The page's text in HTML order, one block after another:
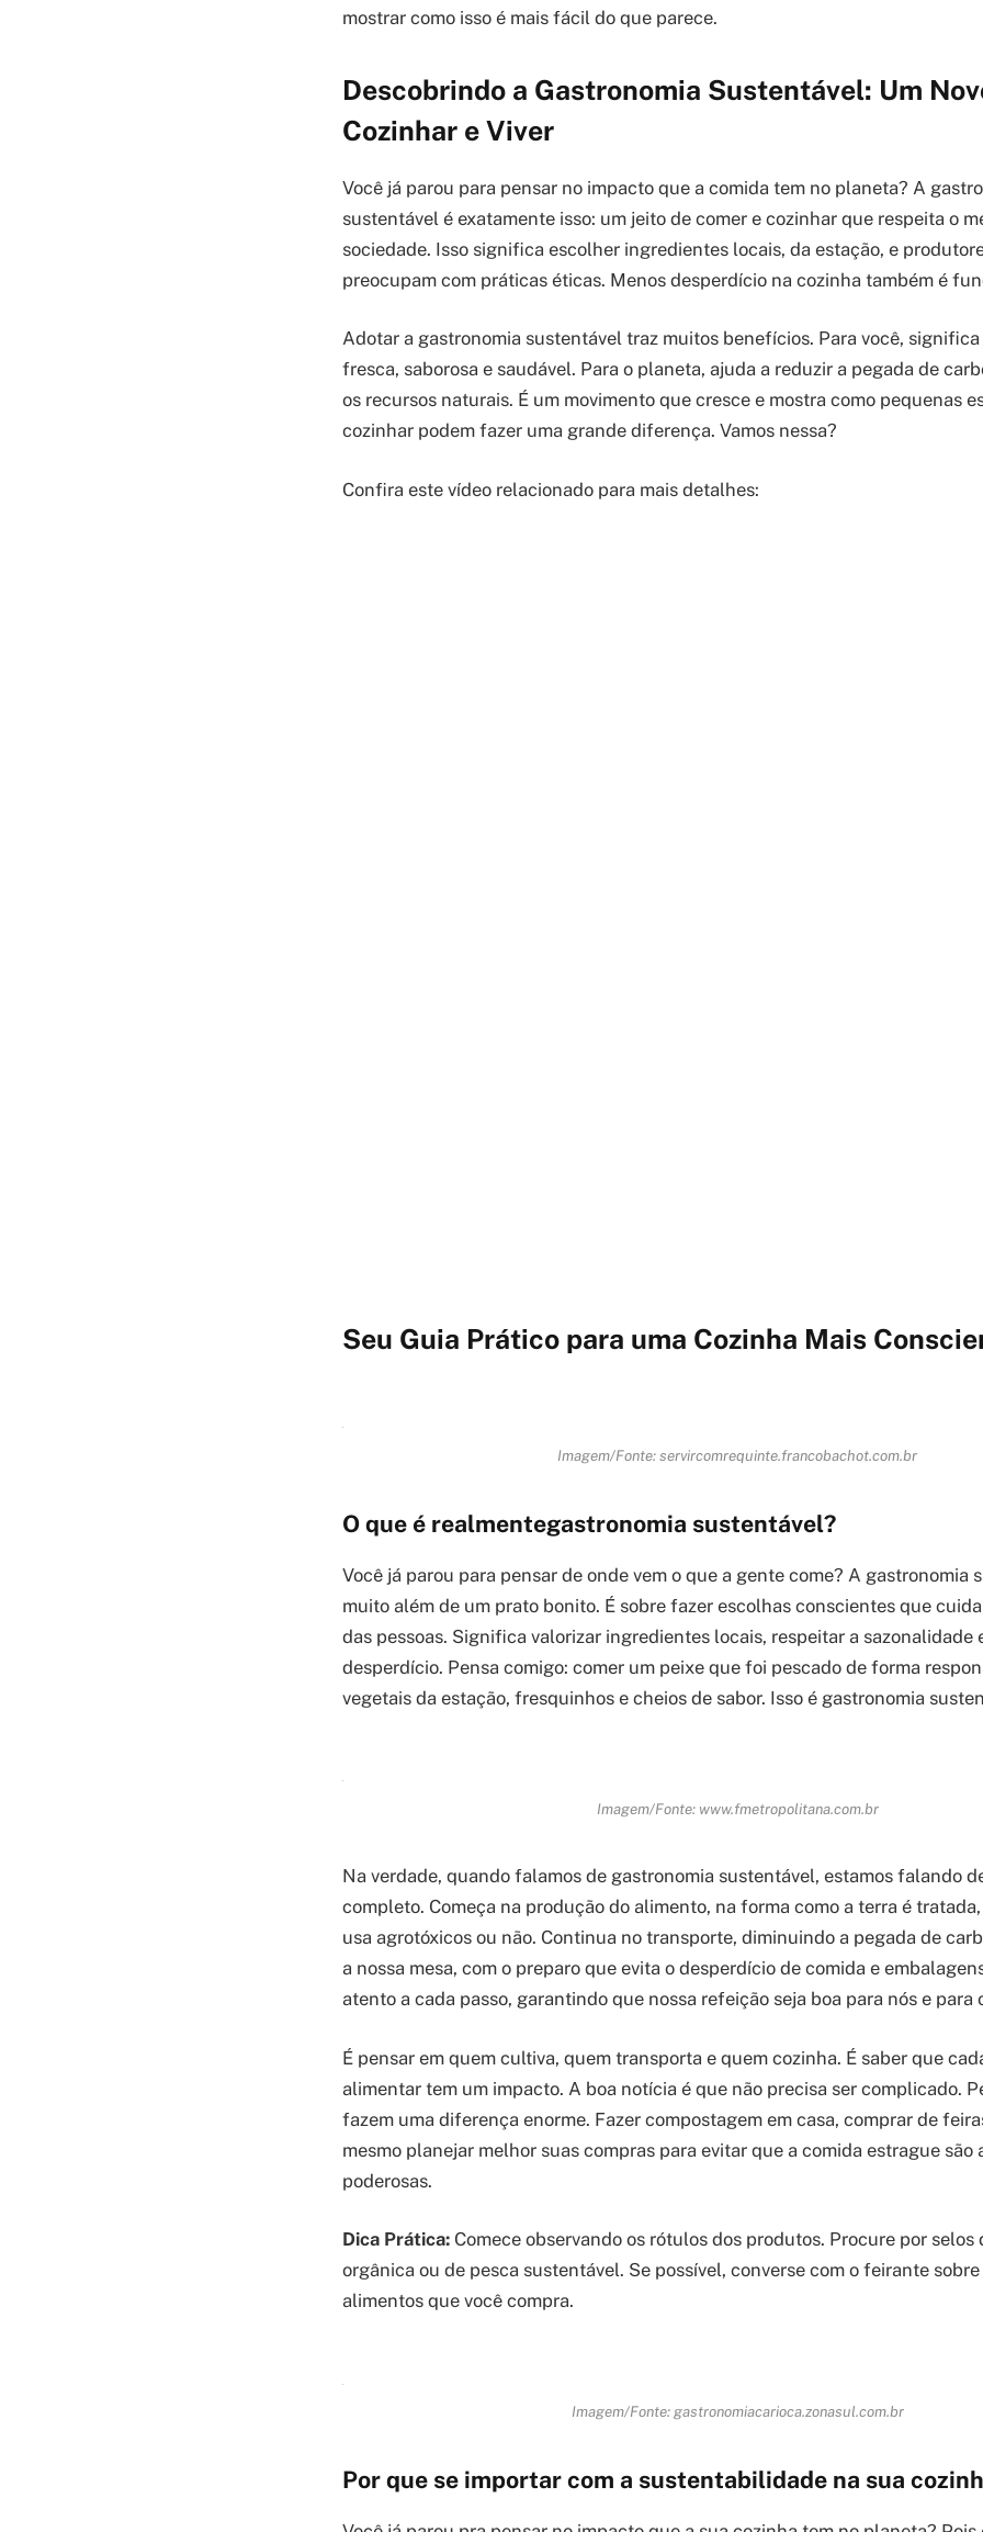
mostrar como isso é mais fácil do que parece.
Descobrindo a Gastronomia Sustentável: Um
Cozinhar e Viver
Você já parou para pensar no impacto que a comida tem no planeta? A
sustentável é exatamente isso: um jeito de comer e cozinhar que respeita o
sociedade. Isso significa escolher ingredientes locais, da estação, e
preocupam com práticas éticas. Menos desperdício na cozinha também é
Adotar a gastronomia sustentável traz muitos benefícios. Para você,
fresca, saborosa e saudável. Para o planeta, ajuda a reduzir a pegada de
os recursos naturais. É um movimento que cresce e mostra como pequenas
cozinhar podem fazer uma grande diferença. Vamos nessa?
Confira este vídeo relacionado para mais detalhes:
Seu Guia Prático para uma Cozinha Mais
Imagem/Fonte: servircomrequinte.francobachot.com.br
O que é realmentegastronomia sustentável?
Você já parou para pensar de onde vem o que a gente come? A gastronomia
muito além de um prato bonito. É sobre fazer escolhas conscientes que
das pessoas. Significa valorizar ingredientes locais, respeitar a sazonalidade
desperdício. Pensa comigo: comer um peixe que foi pescado de forma
vegetais da estação, fresquinhos e cheios de sabor. Isso é gastronomia
Imagem/Fonte: www.fmetropolitana.com.br
Na verdade, quando falamos de gastronomia sustentável, estamos falando
completo. Começa na produção do alimento, na forma como a terra é
usa agrotóxicos ou não. Continua no transporte, diminuindo a pegada de
a nossa mesa, com o preparo que evita o desperdício de comida e
atento a cada passo, garantindo que nossa refeição seja boa para nós e para
É pensar em quem cultiva, quem transporta e quem cozinha. É saber que
alimentar tem um impacto. A boa notícia é que não precisa ser complicado.
fazem uma diferença enorme. Fazer compostagem em casa, comprar de
mesmo planejar melhor suas compras para evitar que a comida estrague são
poderosas.
Dica Prática: Comece observando os rótulos dos produtos. Procure por
orgânica ou de pesca sustentável. Se possível, converse com o feirante
alimentos que você compra.
Imagem/Fonte: gastronomiacarioca.zonasul.com.br
Por que se importar com a sustentabilidade na sua